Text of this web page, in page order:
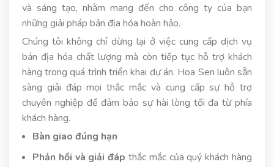
và sáng tạo, nhằm mang đến cho công ty của bạn
những giải pháp bản địa hóa hoàn hảo.
Chúng tôi không chỉ dừng lại ở việc cung cấp dịch vụ
bản địa hóa chất lượng mà còn tiếp tục hỗ trợ khách
hàng trong quá trình triển khai dự án. Hoa Sen luôn sẵn
sàng giải đáp mọi thắc mắc và cung cấp sự hỗ trợ
chuyên nghiệp để đảm bảo sự hài lòng tối đa từ phía
khách hàng.
Bàn giao đúng hạn
Phản hồi và giải đáp thắc mắc của quý khách hàng